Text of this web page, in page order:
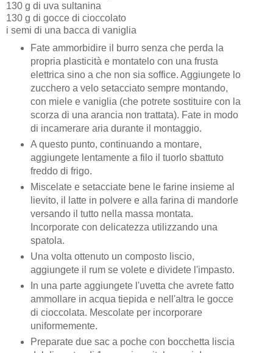
130 g di uva sultanina
130 g di gocce di cioccolato
i semi di una bacca di vaniglia
Fate ammorbidire il burro senza che perda la
propria plasticità e montatelo con una frusta
elettrica sino a che non sia soffice. Aggiungete lo
zucchero a velo setacciato sempre montando,
con miele e vaniglia (che potrete sostituire con la
scorza di una arancia non trattata). Fate in modo
di incamerare aria durante il montaggio.
A questo punto, continuando a montare,
aggiungete lentamente a filo il tuorlo sbattuto
freddo di frigo.
Miscelate e setacciate bene le farine insieme al
lievito, il latte in polvere e alla farina di mandorle
versando il tutto nella massa montata.
Incorporate con delicatezza utilizzando una
spatola.
Una volta ottenuto un composto liscio,
aggiungete il rum se volete e dividete l'impasto.
In una parte aggiungete l'uvetta che avrete fatto
ammollare in acqua tiepida e nell'altra le gocce
di cioccolata. Mescolate per incorporare
uniformemente.
Preparate due sac a poche con bocchetta liscia